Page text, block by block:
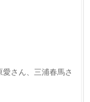
さん、三浦春馬さ